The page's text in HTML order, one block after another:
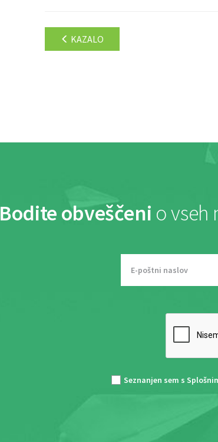
KAZALO
Bodite obveščeni o
Seznanjen sem s